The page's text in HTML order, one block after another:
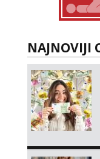
NAJNOVIJI